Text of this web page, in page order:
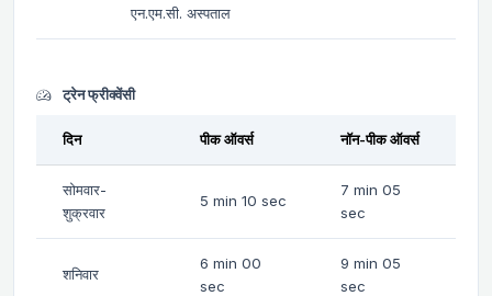
एन.एम.सी. अस्पताल
ट्रेन फ्रीक्वेंसी
दिन पीक ऑवर्स नॉन-पीक ऑवर्स
सोमवार-
शुक्रवार
5 min 10 sec
7 min 05
sec
शनिवार
6 min 00
sec
9 min 05
sec